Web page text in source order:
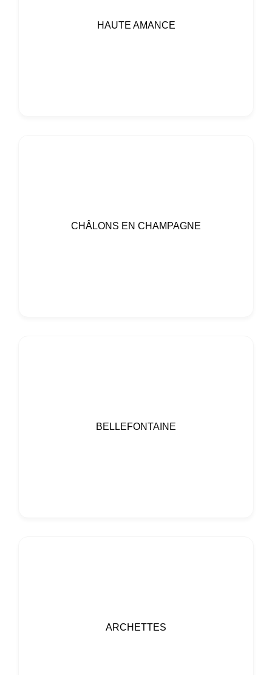
HAUTE AMANCE
CHÂLONS EN CHAMPAGNE
BELLEFONTAINE
ARCHETTES